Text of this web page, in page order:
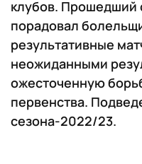
клубов. Прошедший
порадовал
результативные
неожиданными
ожесточенную
первенства.
сезона-2022/23.